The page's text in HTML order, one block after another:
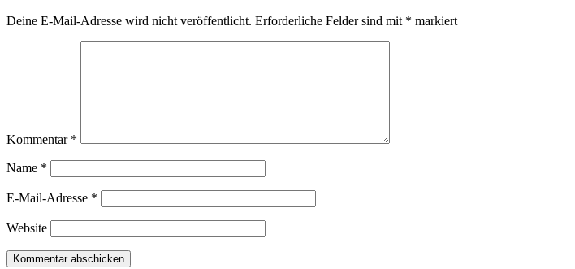
Deine E-Mail-Adresse wird nicht veröffentlicht. Erforderliche Felder sind mit * markiert
Kommentar *
Name *
E-Mail-Adresse *
Website